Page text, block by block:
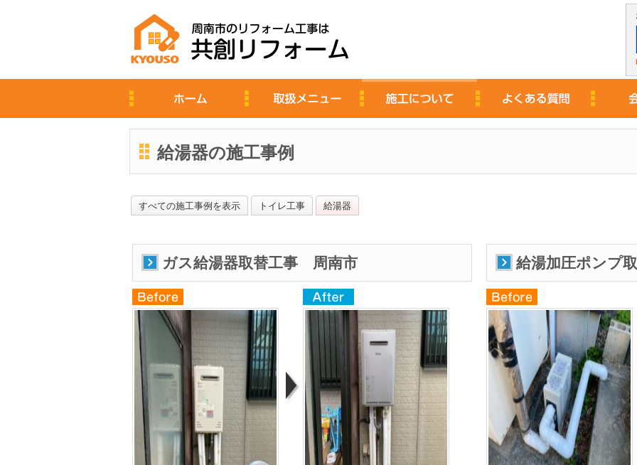
給湯器の施工事例
すべての施工事例を表示 トイレ工事 給湯器
ガス給湯器取替工事 周南市 給湯加圧ポンプ